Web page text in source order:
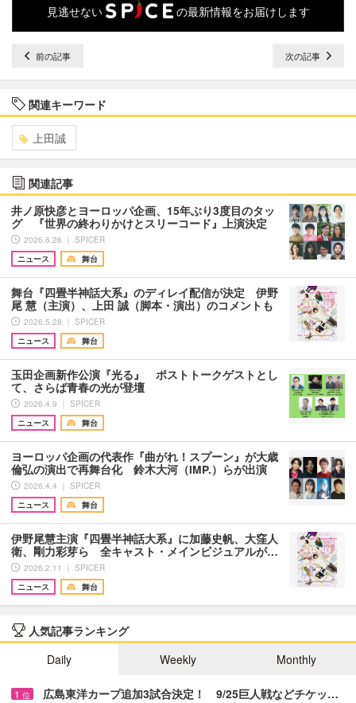
見逃せない の最新情報をお届けします
前の記事 次の記事
関連キーワード
上田誠
関連記事
井ノ原快彦とヨーロッパ企画、15年ぶり3度目のタッ
グ 『世界の終わりかけとスリーコード』上演決定
2026.6.26 ｜ SPICER
ニュース
舞台
舞台『四畳半神話大系』のディレイ配信が決定 伊野
尾 慧（主演）、上田 誠（脚本・演出）のコメントも
2026.5.28 ｜ SPICER
ニュース
舞台
玉田企画新作公演『光る』 ポストトークゲストとし
て、さらば青春の光が登壇
2026.4.9 ｜ SPICER
ニュース
舞台
ヨーロッパ企画の代表作『曲がれ！スプーン』が大歳
倫弘の演出で再舞台化 鈴木大河（IMP.）らが出演
2026.4.4 ｜ SPICER
ニュース
舞台
伊野尾慧主演『四畳半神話大系』に加藤史帆、大窪人
衛、剛力彩芽ら 全キャスト・メインビジュアルが…
2026.2.11 ｜ SPICER
ニュース
舞台
人気記事ランキング
Daily
Weekly Monthly
1 位 広島東洋カープ追加3試合決定！ 9/25巨人戦などチケッ…